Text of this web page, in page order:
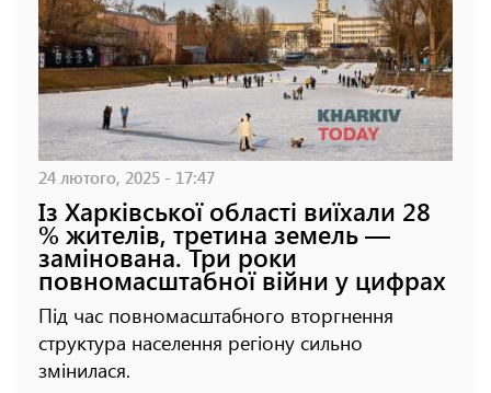
24 лютого, 2025 - 17:47
Із Харківської області виїхали 28
% жителів, третина земель —
замінована. Три роки
повномасштабної війни у цифрах
Під час повномасштабного вторгнення
структура населення регіону сильно
змінилася.